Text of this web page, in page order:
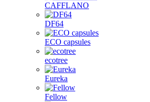
CAFFLANO
DF64
ECO capsules
ecotree
Eureka
Fellow